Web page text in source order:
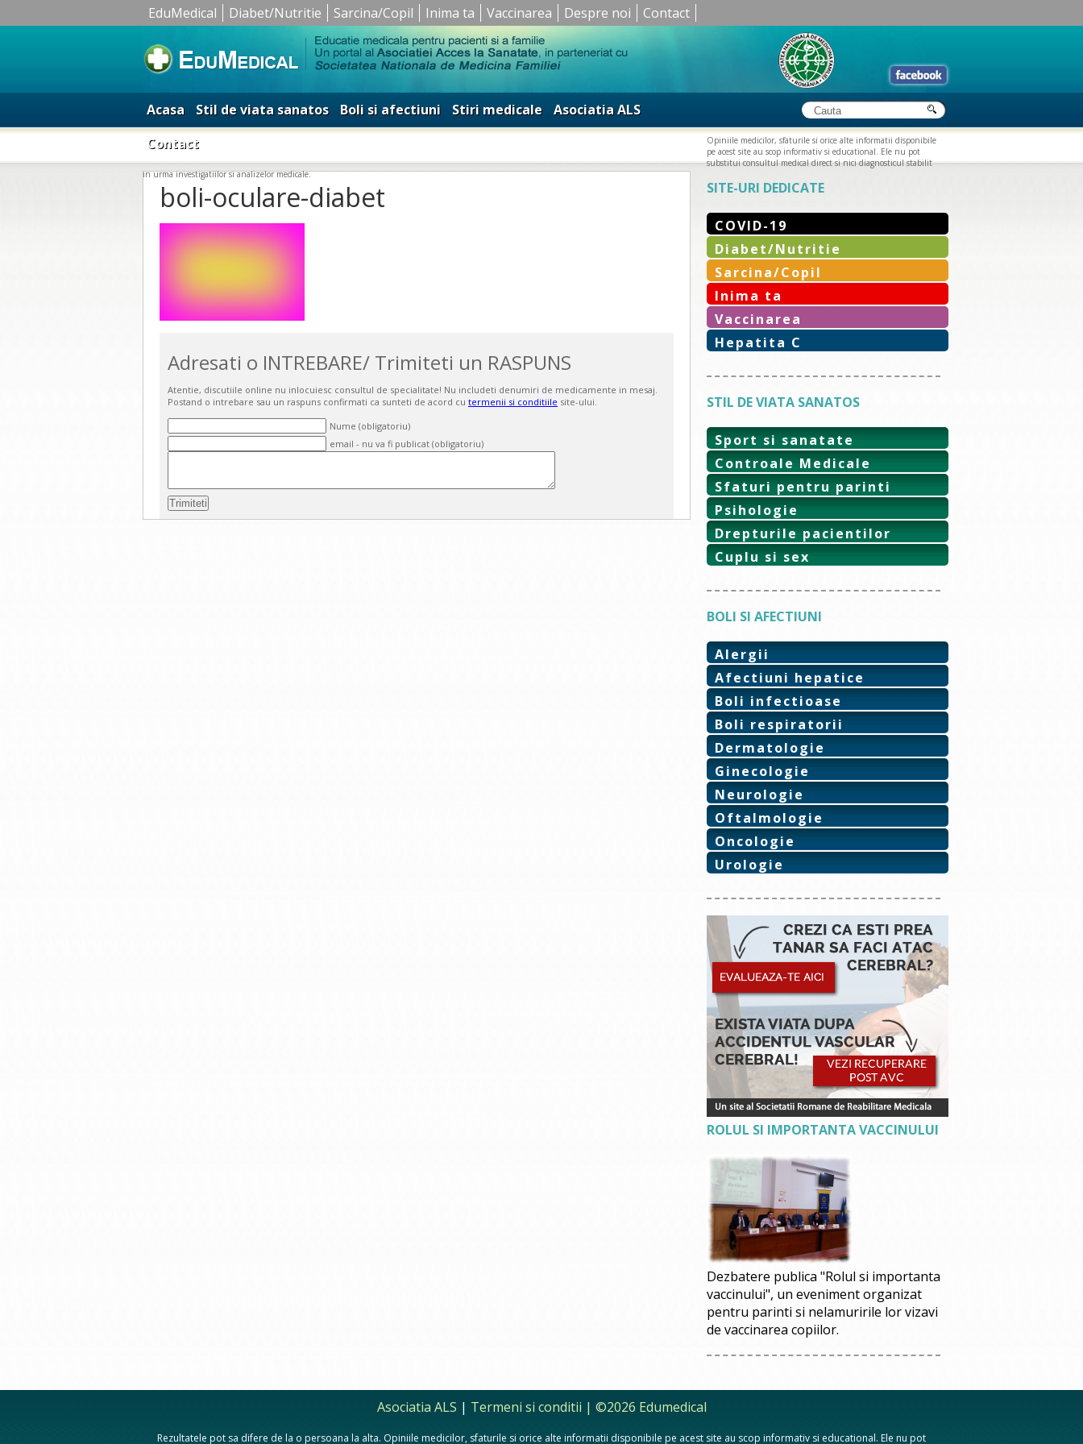
EduMedical Diabet/Nutritie Sarcina/Copil Inima ta Vaccinarea Despre noi Contact
Acasa Stil de viata sanatos Boli si afectiuni Stiri medicale
Asociatia ALS
Contact
Opiniile medicilor, sfaturile si orice alte informatii disponibile
pe acest site au scop informativ si educational. Ele nu pot
substitui consultul medical direct si nici diagnosticul stabilit
in urma investigatiilor si analizelor medicale.
boli-oculare-diabet
Adresati o INTREBARE/ Trimiteti un RASPUNS
Atentie, discutiile online nu inlocuiesc consultul de specialitate! Nu includeti denumiri de medicamente in mesaj.
Postand o intrebare sau un raspuns confirmati ca sunteti de acord cu termenii si conditiile site-ului.
Nume (obligatoriu)
email - nu va fi publicat (obligatoriu)
SITE-URI DEDICATE
COVID-19
Diabet/Nutritie
Sarcina/Copil
Inima ta
Vaccinarea
Hepatita C
STIL DE VIATA SANATOS
Sport si sanatate
Controale Medicale
Sfaturi pentru parinti
Psihologie
Drepturile pacientilor
Cuplu si sex
BOLI SI AFECTIUNI
Alergii
Afectiuni hepatice
Boli infectioase
Boli respiratorii
Dermatologie
Ginecologie
Neurologie
Oftalmologie
Oncologie
Urologie
ROLUL SI IMPORTANTA VACCINULUI
Dezbatere publica "Rolul si importanta
vaccinului", un eveniment organizat
pentru parinti si nelamuririle lor vizavi
de vaccinarea copiilor.
Asociatia ALS | Termeni si conditii | ©2026 Edumedical
Rezultatele pot sa difere de la o persoana la alta. Opiniile medicilor, sfaturile si orice alte informatii disponibile pe acest site au scop informativ si educational. Ele nu pot